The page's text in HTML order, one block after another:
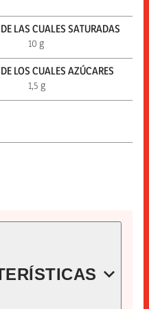
DE LAS CUALES SATURADAS
10 g
DE LOS CUALES AZÚCARES
1,5 g